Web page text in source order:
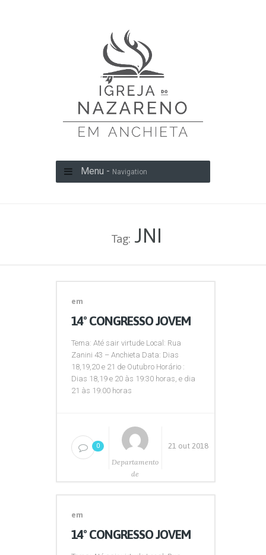
Menu - Navigation
Tag:JNI
em
14º CONGRESSO JOVEM
Tema: Até sair virtude Local: Rua
Zanini 43 – Anchieta Data: Dias
18,19,20 e 21 de Outubro Horário :
Dias 18,19 e 20 às 19:30 horas, e dia
21 às 19:00 horas
0
Departamento
de
21 out 2018
em
14º CONGRESSO JOVEM